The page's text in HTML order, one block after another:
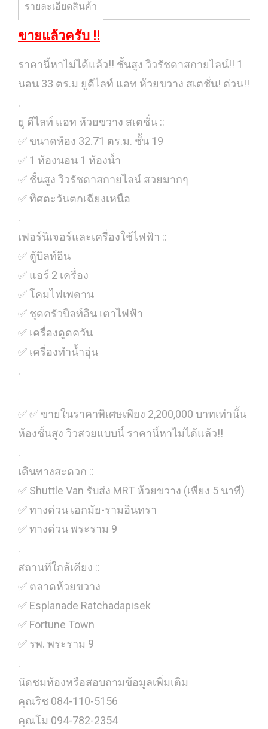
รายละเอียดสินค้า
ขายแล้วครับ !!
ราคานี้หาไม่ได้แล้ว!! ชั้นสูง วิวรัชดาสกายไลน์!! 1
นอน 33 ตร.ม ยูดีไลท์ แอท ห้วยขวาง สเตชั่น! ด่วน!!
.
ยู ดีไลท์ แอท ห้วยขวาง สเตชั่น ::
✅ ขนาดห้อง 32.71 ตร.ม. ชั้น 19
✅ 1 ห้องนอน 1 ห้องน้ำ
✅ ชั้นสูง วิวรัชดาสกายไลน์ สวยมากๆ
✅ ทิศตะวันตกเฉียงเหนือ
.
เฟอร์นิเจอร์และเครื่องใช้ไฟฟ้า ::
✅ ตู้บิลท์อิน
✅ แอร์ 2 เครื่อง
✅ โคมไฟเพดาน
✅ ชุดครัวบิลท์อิน เตาไฟฟ้า
✅ เครื่องดูดควัน
✅ เครื่องทำน้ำอุ่น
.
.
✅ ✅ ขายในราคาพิเศษเพียง 2,200,000 บาทเท่านั้น
ห้องชั้นสูง วิวสวยแบบนี้ ราคานี้หาไม่ได้แล้ว!!
.
เดินทางสะดวก ::
✅ Shuttle Van รับส่ง MRT ห้วยขวาง (เพียง 5 นาที)
✅ ทางด่วน เอกมัย-รามอินทรา
✅ ทางด่วน พระราม 9
.
สถานที่ใกล้เคียง ::
✅ ตลาดห้วยขวาง
✅ Esplanade Ratchadapisek
✅ Fortune Town
✅ รพ. พระราม 9
.
นัดชมห้องหรือสอบถามข้อมูลเพิ่มเติม
คุณริช 084-110-5156
คุณโม 094-782-2354